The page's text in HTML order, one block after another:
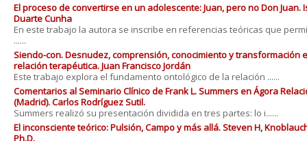
El proceso de convertirse en un adolescente: Juan, pero no Don Juan.
Duarte Cunha
En este trabajo la autora se inscribe en referencias teóricas que
......
Siendo-con. Desnudez, comprensión, conocimiento y transformación
relación terapéutica. Juan Francisco Jordán
Este trabajo explora el fundamento ontológico de la relación ......
Comentarios al Seminario Clínico de Frank L. Summers en Ágora
(Madrid). Carlos Rodríguez Sutil.
Summers realizó su presentación dividida en tres partes: lo i......
El inconsciente teórico: Pulsión, Campo y más allá. Steven H,
Ph.D.